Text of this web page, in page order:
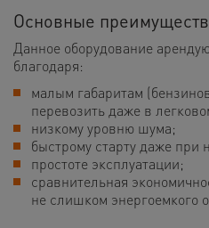
Основные
Данное оборудование
благодаря:
малым габаритам
перевозить даже в
низкому уровню шума;
быстрому старту даже при
простоте эксплуатации;
сравнительная
не слишком энергоемкого